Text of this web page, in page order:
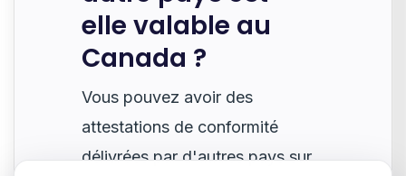
elle valable au
Canada ?
Vous pouvez avoir des
attestations de conformité
délivrées par d'autres pays sur